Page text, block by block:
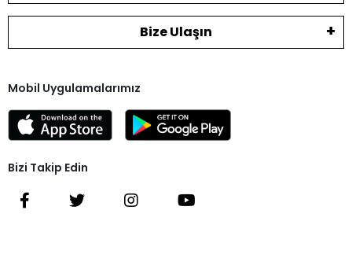
Bize Ulaşın
Mobil Uygulamalarımız
Bizi Takip Edin